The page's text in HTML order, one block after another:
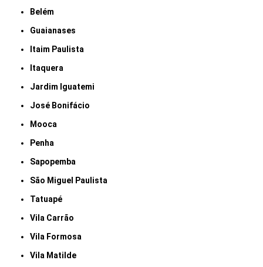
Belém
Guaianases
Itaim Paulista
Itaquera
Jardim Iguatemi
José Bonifácio
Mooca
Penha
Sapopemba
São Miguel Paulista
Tatuapé
Vila Carrão
Vila Formosa
Vila Matilde